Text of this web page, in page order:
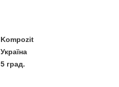
Kompozit
Україна
5 град.